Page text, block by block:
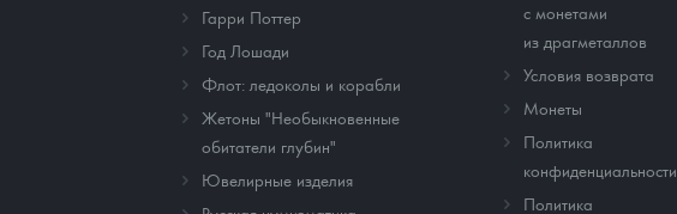
Гарри Поттер
Год Лошади
Флот: ледоколы и корабли
Жетоны "Необыкновенные
обитатели глубин"
Ювелирные изделия
с монетами
из драгметаллов
Условия возврата
Монеты
Политика
конфиденциальности
Политика